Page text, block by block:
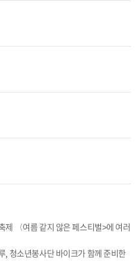
〈여름 같지 않은 페스티벌>에 여러
, 청소년봉사단 바이크가 함께 준비한